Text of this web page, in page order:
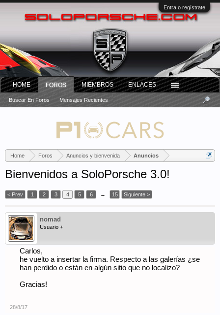
Entra o regístrate
Home Foros Anuncios y bienvenida Anuncios
Bienvenidos a SoloPorsche 3.0!
< Prev 1 2 3 4 5 6 → 15 Siguiente >
nomad
Usuario +
Carlos,
he vuelto a insertar la firma. Respecto a las galerías ¿se
han perdido o están en algún sitio que no localizo?
Gracias!
28/8/17
HOME FOROS
Buscar En Foros Mensajes Recientes
MIEMBROS ENLACES